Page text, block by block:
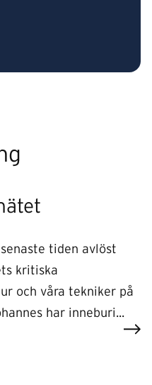
tiden avlöst
kritiska
och våra tekniker på
har inneburi...